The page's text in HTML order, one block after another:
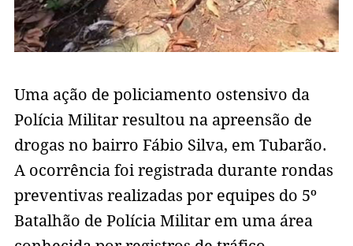
Uma ação de policiamento ostensivo da
Polícia Militar resultou na apreensão de
drogas no bairro Fábio Silva, em Tubarão.
A ocorrência foi registrada durante rondas
preventivas realizadas por equipes do 5º
Batalhão de Polícia Militar em uma área